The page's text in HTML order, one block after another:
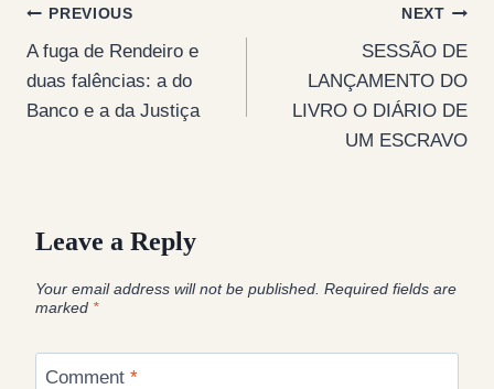
Post
navigation
PREVIOUS
A fuga de Rendeiro e
duas falências: a do
Banco e a da Justiça
NEXT
SESSÃO DE
LANÇAMENTO DO
LIVRO O DIÁRIO DE
UM ESCRAVO
Leave a Reply
Your email address will not be published. Required fields are
marked *
Comment *